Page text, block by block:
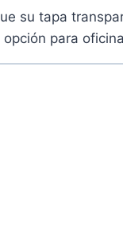
su tapa
para